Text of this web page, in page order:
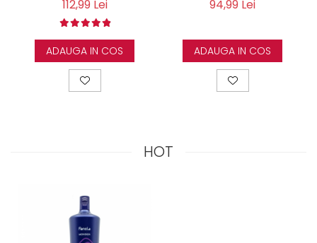
112,99 Lei
ADAUGA IN COS
94,99 Lei
ADAUGA IN COS
HOT